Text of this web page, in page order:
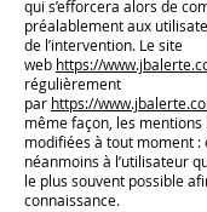
qui s’efforcera alors de
préalablement aux
de l’intervention. Le site
web https://
régulièrement
par https://
même façon, les
modifiées à tout moment :
néanmoins à l’utilisateur
le plus souvent possible
connaissance.